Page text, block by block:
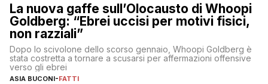
La nuova gaffe sull’Olocausto di Whoopi
Goldberg: “Ebrei uccisi per motivi fisici,
non razziali”
Dopo lo scivolone dello scorso gennaio, Whoopi Goldberg è
stata costretta a tornare a scusarsi per affermazioni offensive
verso gli ebrei
ASIA BUCONI-FATTI